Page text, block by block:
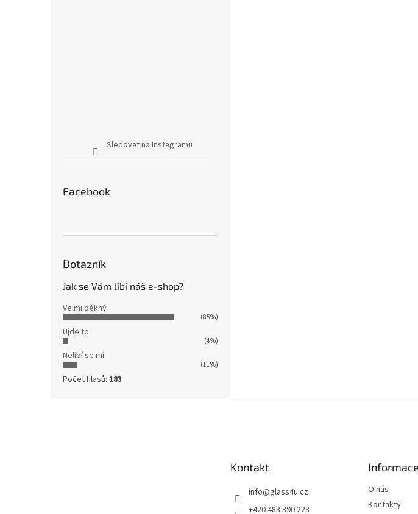
Sledovat na Instagramu
Facebook
Dotazník
Jak se Vám líbí náš e-shop?
Velmi pěkný
(85%)
Ujde to
(4%)
Nelíbí se mi
(11%)
Počet hlasů: 183
Kontakt
info@glass4u.cz
+420 483 390 228
O nás
Kontakty